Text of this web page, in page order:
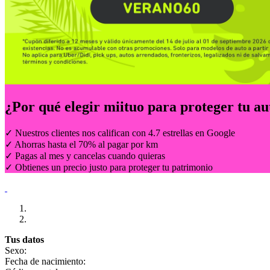
¿Por qué elegir miituo para proteger tu
✓ Nuestros clientes nos califican con 4.7 estrellas en Google
✓ Ahorras hasta el 70% al pagar por km
✓ Pagas al mes y cancelas cuando quieras
✓ Obtienes un precio justo para proteger tu patrimonio
Tus datos
Sexo:
Fecha de nacimiento: